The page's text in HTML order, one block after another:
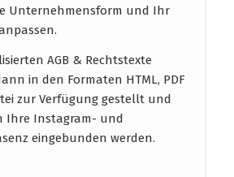
Unternehmensform und Ihr
AGB & Rechtstexte
in den Formaten HTML, PDF
zur Verfügung gestellt und
Ihre Instagram- und
eingebunden werden.